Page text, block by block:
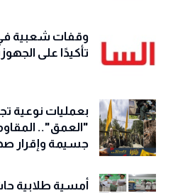
وقفات شعبية
تأكيدًا على
بعمليات نوعية
"العمق"..
جسيمة وإقرار
أمسية طلابية